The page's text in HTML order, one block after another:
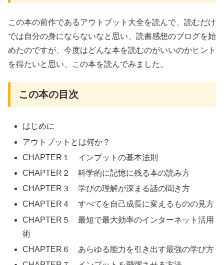
この本の前作であるアウトプット大全を読んで、読むだけ
では自分の身にならないなと思い、読書感想のブログを始
めたのですが、今度はどんな本を読むのがいいのかヒント
を得たいと思い、この本を読んでみました。
この本の目次
はじめに
アウトプットとは何か？
CHAPTER１ インプットの基本法則
CHAPTER２ 科学的に記憶に残る本の読み方
CHAPTER３ 学びの理解が深まる話の聞き方
CHAPTER４ すべてを自己成長に変えるものの見方
CHAPTER５ 最短で最大効率のインターネット活用
術
CHAPTER６ あらゆる能力を引き出す最強の学び方